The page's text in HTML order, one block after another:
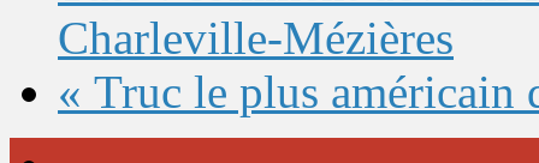
Charleville-Mézières
« Truc le plus américain